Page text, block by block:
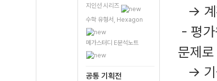
지인선 시리즈
수학 유형서, Hexagon
메가스터디 E분석노트
공통 기획전
→ 계
- 평
문제
→ 기